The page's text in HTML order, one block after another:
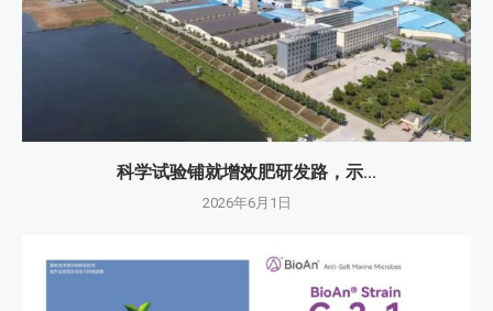
科学试验铺就增效肥研发路，示...
2026年6月1日